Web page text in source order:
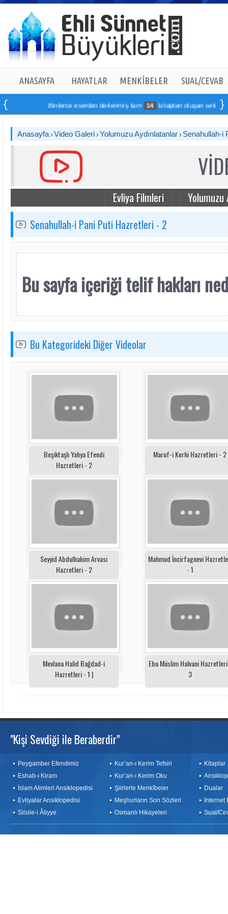
ANASAYFA HAYATLAR MENKÎBELER SUAL/CEVAB
Binlerce eserden derlenmiş tam 14 kitaptan oluşan seti online
Anasayfa Video Galeri Yolumuzu Aydınlatanlar Senahullah-i
Evliya Filmleri
Yolumuzu
Senahullah-i Pani Puti Hazretleri - 2
Bu sayfa içeriği telif hakları
Bu Kategorideki Diğer Videolar
Beşiktaşlı Yahya Efendi
Hazretleri - 2
Maruf-i Kerhi Hazretleri - 2
Seyyid Abdulhakim Arvasi
Hazretleri - 2
Mahmud İncirfagnevi
- 1
Mevlana Halid Bağdad-i
Hazretleri - 1 |
Ebu Müslim Halvani
3
"Kişi Sevdiği ile Beraberdir"
Peygamber Efendimiz
Eshab-ı Kiram
İslam Alimleri Ansiklopedisi
Evliyalar Ansiklopedisi
Silsile-i Âliyye
Kur’an-ı Kerim Tefsiri
Kur’an-ı Kerim Oku
Şiirlerle Menkîbeler
Meşhurların Son Sözleri
Osmanlı Hikayeleri
Kitaplar
Dualar
İnternet
Sual/